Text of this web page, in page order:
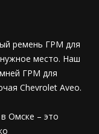
ремень ГРМ для
место. Наш
ГРМ для
Chevrolet Aveo.
Омске – это